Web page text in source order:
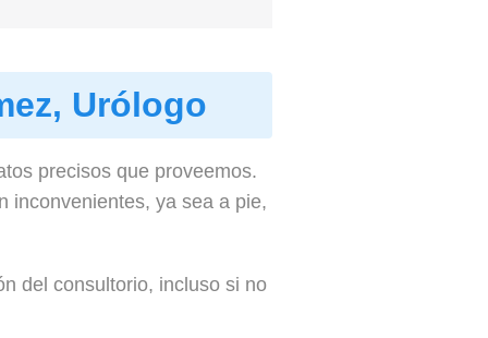
Urólogo
precisos que proveemos.
inconvenientes, ya sea a pie,
del consultorio, incluso si no